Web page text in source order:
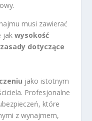
musi zawierać
jakwysokość
zasady dotyczące
jako istotnym
Profesjonalne
które
z wynajmem,